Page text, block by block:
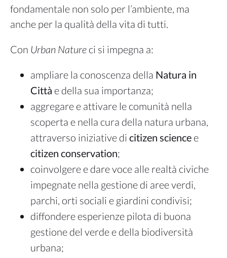
fondamentale non solo per l’ambiente, ma
anche per la qualità della vita di tutti.
Con Urban Nature ci si impegna a:
ampliare la conoscenza della Natura in
Città e della sua importanza;
aggregare e attivare le comunità nella
scoperta e nella cura della natura urbana,
attraverso iniziative di citizen science e
citizen conservation;
coinvolgere e dare voce alle realtà civiche
impegnate nella gestione di aree verdi,
parchi, orti sociali e giardini condivisi;
diffondere esperienze pilota di buona
gestione del verde e della biodiversità
urbana;